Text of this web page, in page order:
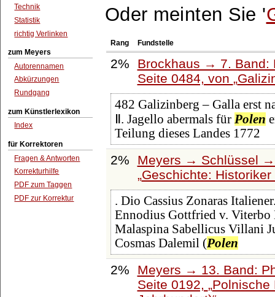
Technik
Statistik
richtig Verlinken
zum Meyers
Autorennamen
Abkürzungen
Rundgang
zum Künstlerlexikon
Index
für Korrektoren
Fragen & Antworten
Korrekturhilfe
PDF zum Taggen
PDF zur Korrektur
Oder meinten Sie '
Rang Fundstelle
2%
Brockhaus → 7. Band:
Seite 0484, von
482 Galizinberg – Galla erst
Ⅱ. Jagello abermals für Polen
Teilung dieses Landes 1772
2%
Meyers → Schlüssel →
Geschichte:
. Dio Cassius Zonaras
Ennodius Gottfried v.
Malaspina Sabellicus Villani
Cosmas Dalemil (Polen
2%
Meyers → 13. Band:
Seite 0192,
Polnische